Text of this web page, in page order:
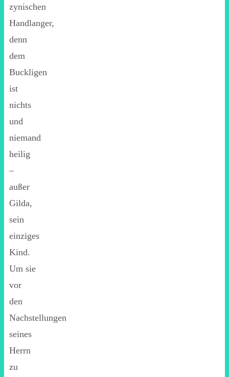
zynischen
Handlanger,
denn
dem
Buckligen
ist
nichts
und
niemand
heilig
–
außer
Gilda,
sein
einziges
Kind.
Um sie
vor
den
Nachstellungen
seines
Herrn
zu